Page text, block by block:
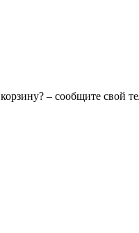
– сообщите свой